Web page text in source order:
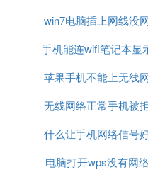
win7电脑插上网线没
络
手机能连wifi笔记本显
无网络
苹果手机不能上无线
络连接电脑连接不上
无线网络正常手机被
绝接入
什么让手机网络信号
电脑打开wps没有网络